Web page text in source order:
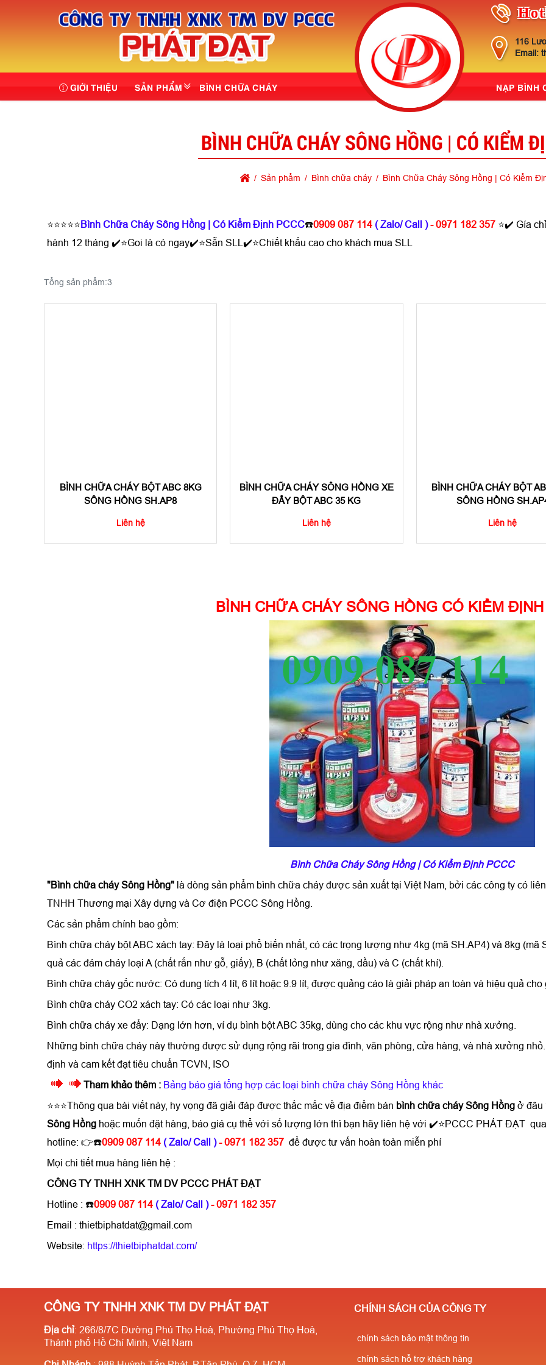
116
Email:
GIỚI THIỆU SẢN PHẨM BÌNH CHỮA CHÁY NẠP BÌNH
BÌNH CHỮA CHÁY SÔNG HỒNG | CÓ KIỂM
Sản phẩm Bình chữa cháy Bình Chữa Cháy Sông Hồng | Có Kiểm
⭐⭐⭐⭐⭐ Bình Chữa Cháy Sông Hồng | Có Kiểm Định PCCC☎️0909 087 114 ( Zalo/ Call )- 0971 182 357 ⭐✔️ Gía
hành 12 tháng ✔️⭐Goi là có ngay✔️⭐Sẵn SLL✔️⭐Chiết khấu cao cho khách mua SLL
Tổng sản phẩm:3
BÌNH CHỮA CHÁY BỘT ABC 8KG
SÔNG HỒNG SH.AP8
Liên hệ
BÌNH CHỮA CHÁY SÔNG HỒNG XE
ĐẨY BỘT ABC 35 KG
Liên hệ
BÌNH CHỮA CHÁY BỘT
SÔNG HỒNG
Liên hệ
BÌNH CHỮA CHÁY SÔNG HỒNG CÓ KIỂM
Bình Chữa Cháy Sông Hồng | Có Kiểm Định PCCC
"Bình chữa cháy Sông Hồng" là dòng sản phẩm bình chữa cháy được sản xuất tại Việt Nam, bởi các công ty có
TNHH Thương mại Xây dựng và Cơ điện PCCC Sông Hồng.
Các sản phẩm chính bao gồm:
Bình chữa cháy bột ABC xách tay: Đây là loại phổ biến nhất, có các trọng lượng như 4kg (mã SH.AP4) và 8kg (mã
quả các đám cháy loại A (chất rắn như gỗ, giấy), B (chất lỏng như xăng, dầu) và C (chất khí).
Bình chữa cháy gốc nước: Có dung tích 4 lít, 6 lít hoặc 9.9 lít, được quảng cáo là giải pháp an toàn và hiệu quả cho
Bình chữa cháy CO2 xách tay: Có các loại như 3kg.
Bình chữa cháy xe đẩy: Dạng lớn hơn, ví dụ bình bột ABC 35kg, dùng cho các khu vực rộng như nhà xưởng.
Những bình chữa cháy này thường được sử dụng rộng rãi trong gia đình, văn phòng, cửa hàng, và nhà xưởng
định và cam kết đạt tiêu chuẩn TCVN, ISO
Tham khảo thêm : Bảng báo giá tổng hợp các loại bình chữa cháy Sông Hồng khác
⭐⭐⭐Thông qua bài viết này, hy vọng đã giải đáp được thắc mắc về địa điểm bán bình chữa cháy Sông Hồng ở đâu
Sông Hồng hoặc muốn đặt hàng, báo giá cụ thể với số lượng lớn thì bạn hãy liên hệ với ✔️⭐PCCC PHÁT ĐẠT
hotline: 👉☎️0909 087 114 ( Zalo/ Call )- 0971 182 357 để được tư vấn hoàn toàn miễn phí
Mọi chi tiết mua hàng liên hệ :
CÔNG TY TNHH XNK TM DV PCCC PHÁT ĐẠT
Hotline : ☎️0909 087 114 ( Zalo/ Call )- 0971 182 357
Email : thietbiphatdat@gmail.com
Website: https://thietbiphatdat.com/
CÔNG TY TNHH XNK TM DV PHÁT ĐẠT
Địa chỉ: 266/8/7C Đường Phú Thọ Hoà, Phường Phú Thọ Hoà,
Thành phố Hồ Chí Minh, Việt Nam
CHÍNH SÁCH CỦA CÔNG TY
chính sách bảo mật thông tin
chính sách hỗ trợ khách hàng